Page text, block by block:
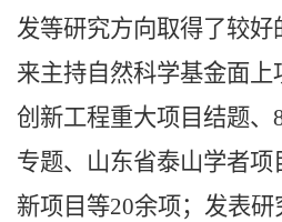
发等研究方向取得了较
来主持自然科学基金面上
创新工程重大项目结题、
专题、山东省泰山学者项
新项目等20余项；发表